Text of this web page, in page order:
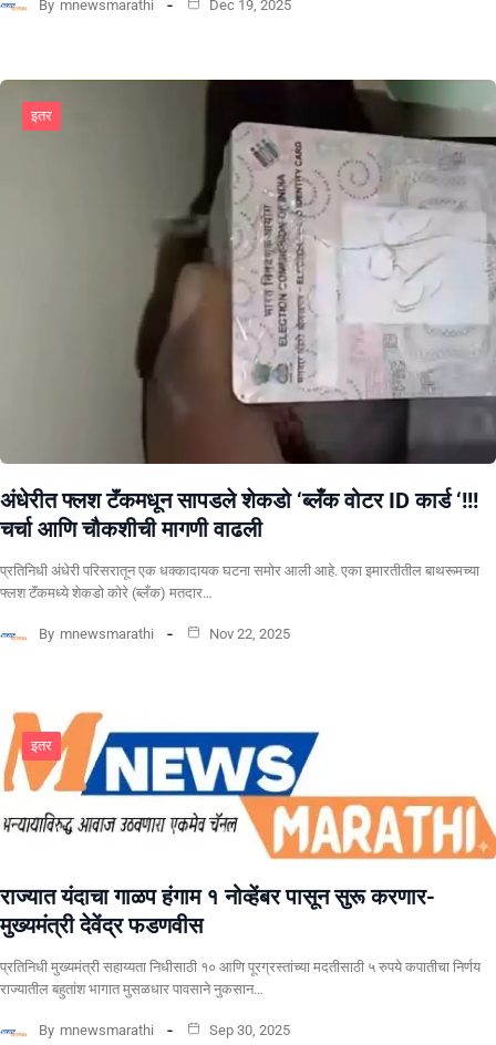
By mnewsmarathi Dec 19, 2025
इतर
अंधेरीत फ्लश टॅंकमधून सापडले शेकडो ‘ब्लँक वोटर ID कार्ड ‘!!!
चर्चा आणि चौकशीची मागणी वाढली
प्रतिनिधी अंधेरी परिसरातून एक धक्कादायक घटना समोर आली आहे. एका इमारतीतील बाथरूमच्या
फ्लश टॅंकमध्ये शेकडो कोरे (ब्लँक) मतदार…
By mnewsmarathi Nov 22, 2025
इतर
राज्यात यंदाचा गाळप हंगाम १ नोव्हेंबर पासून सुरू करणार-
मुख्यमंत्री देवेंद्र फडणवीस
प्रतिनिधी मुख्यमंत्री सहाय्यता निधीसाठी १० आणि पूरग्रस्तांच्या मदतीसाठी ५ रुपये कपातीचा निर्णय
राज्यातील बहुतांश भागात मुसळधार पावसाने नुकसान…
By mnewsmarathi Sep 30, 2025